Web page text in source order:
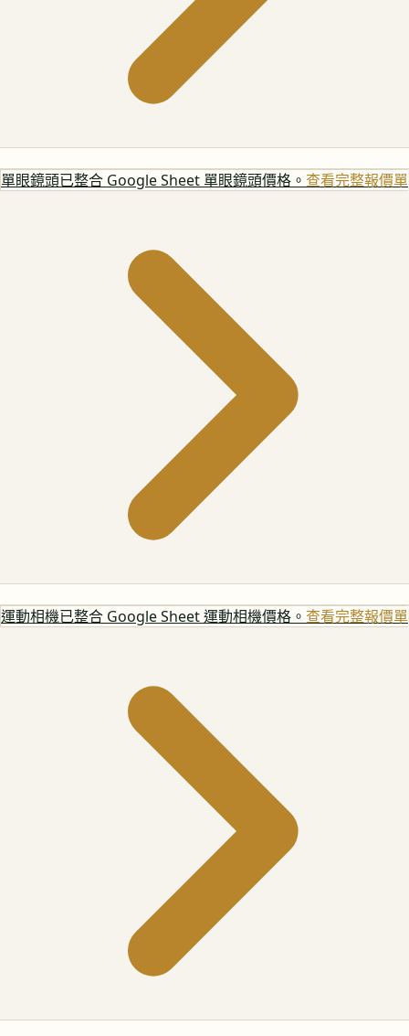
單眼鏡頭已整合 Google Sheet 單眼鏡頭價格。 查看完整報價單
運動相機已整合 Google Sheet 運動相機價格。 查看完整報價單